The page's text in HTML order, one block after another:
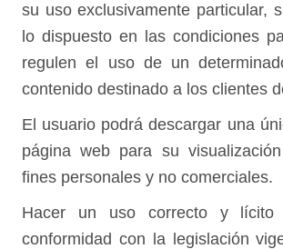
su uso exclusivamente particular,
lo dispuesto en las condiciones
regulen el uso de un
contenido destinado a los clientes
El usuario podrá descargar una
página web para su
fines personales y no comerciales.
Hacer un uso correcto y
conformidad con la legislación